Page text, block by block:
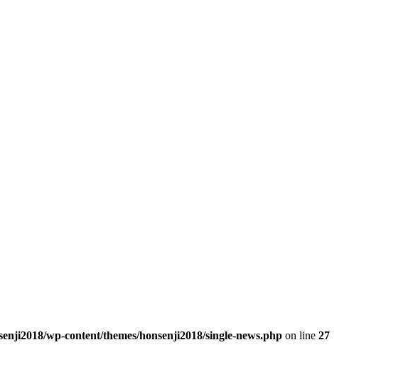
wp-content/themes/honsenji2018/single-news.php on line 27